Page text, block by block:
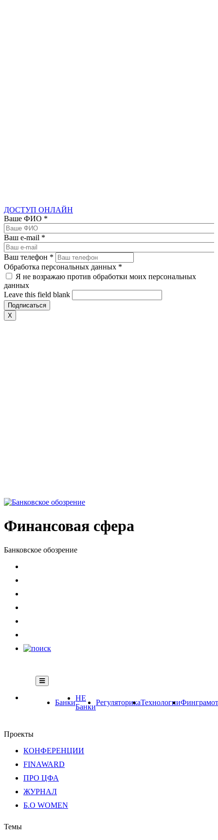
ДОСТУП ОНЛАЙН
Ваше ФИО *
Ваш e-mail *
Ваш телефон *
Обработка персональных данных *
Я не возражаю против обработки моих персональных
данных
Leave this field blank
X
Финансовая сфера
Банковское обозрение
Банки
НЕ
Банки
РегуляторикаТехнологии
Проекты
КОНФЕРЕНЦИИ
FINAWARD
ПРО ЦФА
ЖУРНАЛ
Б.О WOMEN
Темы